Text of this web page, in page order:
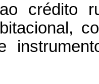
crédito